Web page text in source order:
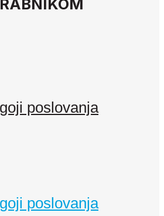
poslovanja
poslovanja